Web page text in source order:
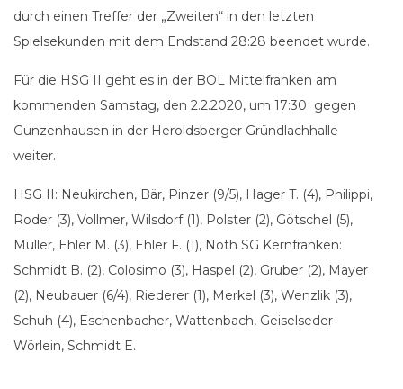
durch einen Treffer der „Zweiten“ in den letzten
Spielsekunden mit dem Endstand 28:28 beendet wurde.
Für die HSG II geht es in der BOL Mittelfranken am
kommenden Samstag, den 2.2.2020, um 17:30 gegen
Gunzenhausen in der Heroldsberger Gründlachhalle
weiter.
HSG II: Neukirchen, Bär, Pinzer (9/5), Hager T. (4), Philippi,
Roder (3), Vollmer, Wilsdorf (1), Polster (2), Götschel (5),
Müller, Ehler M. (3), Ehler F. (1), Nöth SG Kernfranken:
Schmidt B. (2), Colosimo (3), Haspel (2), Gruber (2), Mayer
(2), Neubauer (6/4), Riederer (1), Merkel (3), Wenzlik (3),
Schuh (4), Eschenbacher, Wattenbach, Geiselseder-
Wörlein, Schmidt E.